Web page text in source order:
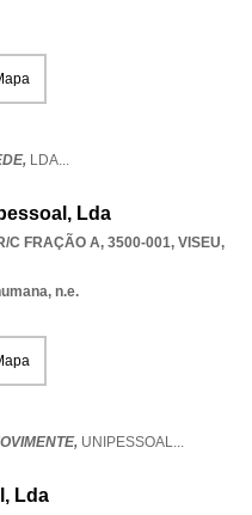
LDA...
Lda
C FRAÇÃO A, 3500-001, VISEU,
n.e.
UNIPESSOAL...
Lda